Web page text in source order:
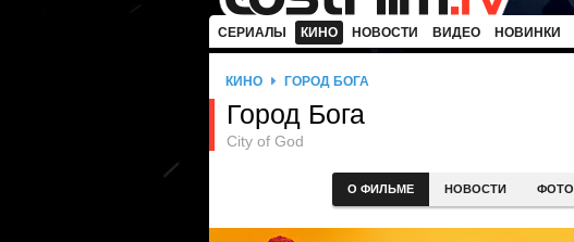
СЕРИАЛЫ КИНО НОВОСТИ ВИДЕО НОВИНКИ
КИНО ГОРОД БОГА
Город Бога
City of God
О ФИЛЬМЕ НОВОСТИ ФОТО